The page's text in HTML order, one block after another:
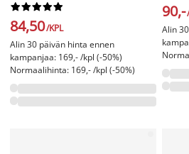






84,50/KPL
Alin 30 päivän hinta ennen
kampanjaa: 169,- /kpl (-50%)
Normaalihinta: 169,- /kpl (-50%)
90,-
Alin